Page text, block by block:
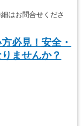
はお問合せくださ
必見！安全・
ませんか？